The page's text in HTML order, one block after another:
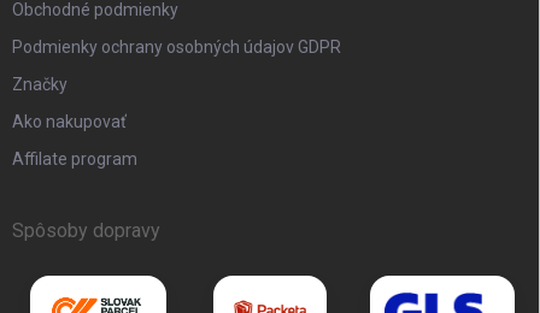
Obchodné podmienky
Podmienky ochrany osobných údajov GDPR
Značky
Ako nakupovať
Affilate program
Spôsoby dopravy